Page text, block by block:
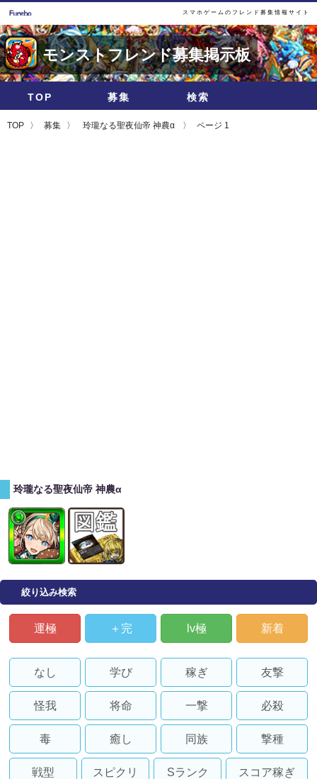
スマホゲームのフレンド募集情報サイト
モンストフレンド募集掲示板
TOP 募集 検索
TOP 募集 玲瓏なる聖夜仙帝 神農α ページ 1
玲瓏なる聖夜仙帝 神農α
絞り込み検索
運極 ＋完 lv極 新着
なし 学び 稼ぎ 友撃
怪我 将命 一撃 必殺
毒 癒し 同族 撃種
戦型 スピクリ Sランク スコア稼ぎ